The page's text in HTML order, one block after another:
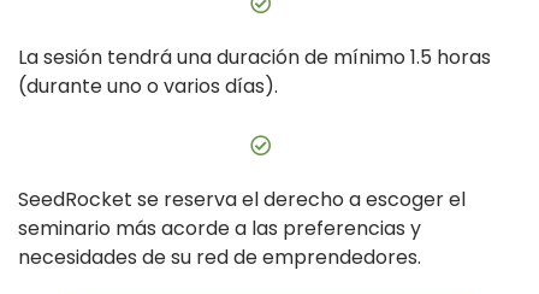
La sesión tendrá una duración de mínimo 1.5 horas
(durante uno o varios días).
SeedRocket se reserva el derecho a escoger el
seminario más acorde a las preferencias y
necesidades de su red de emprendedores.